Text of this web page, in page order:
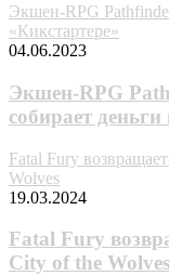
Экшен-RPG
«Кикстартере»
04.06.2023
Экшен-RPG
собирает
Fatal Fury
Wolves
19.03.2024
Fatal Fury
City of the Wolves